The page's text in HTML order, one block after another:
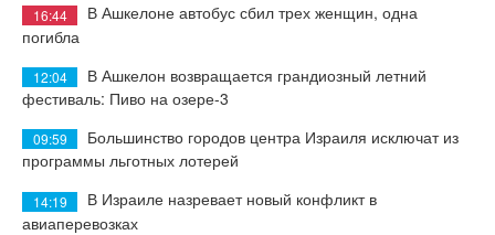
16:44
В Ашкелоне автобус сбил трех женщин, одна
погибла
12:04
В Ашкелон возвращается грандиозный летний
фестиваль: Пиво на озере-3
09:59
Большинство городов центра Израиля исключат из
программы льготных лотерей
14:19
В Израиле назревает новый конфликт в
авиаперевозках